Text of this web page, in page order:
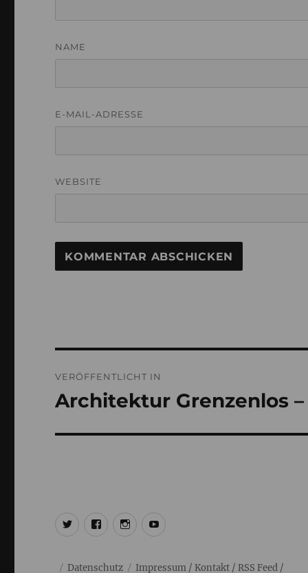
NAME
E-MAIL-ADRESSE
WEBSITE
VERÖFFENTLICHT IN
Architektur Grenzenlos
@ulrich1000
@ulrich1000
@1000lights.de
Ulrich
Datenschutz Impressum /Kontakt /RSS Feed /